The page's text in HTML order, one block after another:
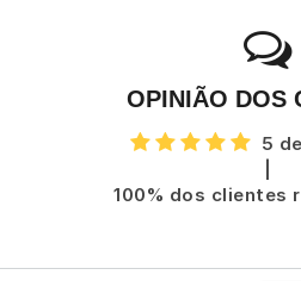
OPINIÃO DOS
5
100% dos clientes